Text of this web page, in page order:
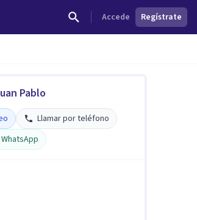
Accede Regístrate
Pablo
Llamar por teléfono